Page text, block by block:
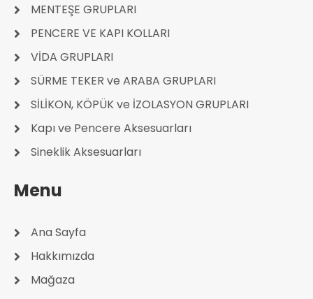
MENTEŞE GRUPLARI
PENCERE VE KAPI KOLLARI
VİDA GRUPLARI
SÜRME TEKER ve ARABA GRUPLARI
SİLİKON, KÖPÜK ve İZOLASYON GRUPLARI
Kapı ve Pencere Aksesuarları
Sineklik Aksesuarları
Menu
Ana Sayfa
Hakkımızda
Mağaza